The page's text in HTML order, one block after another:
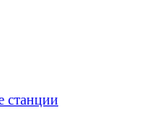
станции